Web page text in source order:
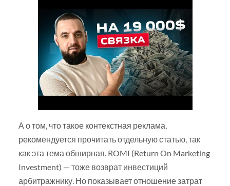
А о том, что такое контекстная реклама,
рекомендуется прочитать отдельную статью, так
как эта тема обширная. ROMI (Return On Marketing
Investment) — тоже возврат инвестиций
арбитражнику. Но показывает отношение затрат